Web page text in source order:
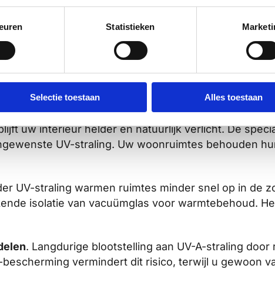
Statistieken
Selectie toestaan Alles toestaan
de lichtinval en het
lichtinval terwijl schadelijke straling wordt
UV-straling. Dit zorgt voor aangenaam daglicht en
uw interieur helder en natuurlijk verlicht. De
UV-straling. Uw woonruimtes behouden
UV-straling warmen ruimtes minder snel op in de
isolatie van vacuümglas voor warmtebehoud.
. Langdurige blootstelling aan UV-A-straling door
vermindert dit risico, terwijl u gewoon